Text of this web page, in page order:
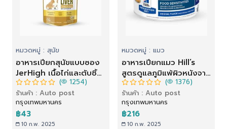
หมวดหมู่ : สุนัข
อาหารเปียกสุนัขแบบซอง
JerHigh เนื้อไก่และตับชิ้น
ในน้ำเกรวี่ (120 g)
( 1254)
ร้านค้า : Auto post
กรุงเทพมหานคร
฿43
10 ก.พ. 2025
หมวดหมู่ : แมว
อาหารเปียกแมว Hill’s
สูตรดูแลภูมิแพ้ผิวหนังจาก
อาหาร (156 g)
( 1376)
ร้านค้า : Auto post
กรุงเทพมหานคร
฿216
10 ก.พ. 2025